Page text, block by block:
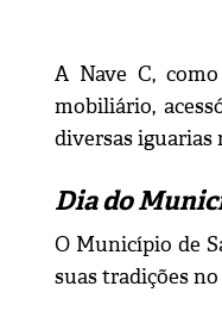
A Nave C,
mobiliário,
diversas iguarias
Dia do
O Município de
suas tradições